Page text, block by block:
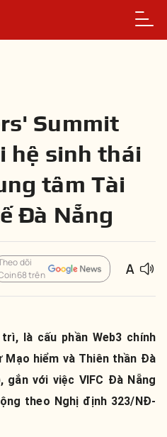
Summit
hệ sinh thái
tâm Tài
Đà Nẵng
dõi
trên
là cấu phần Web3 chính
hiểm và Thiên thần Đà
gắn với việc VIFC Đà Nẵng
theo Nghị định 323/NĐ-